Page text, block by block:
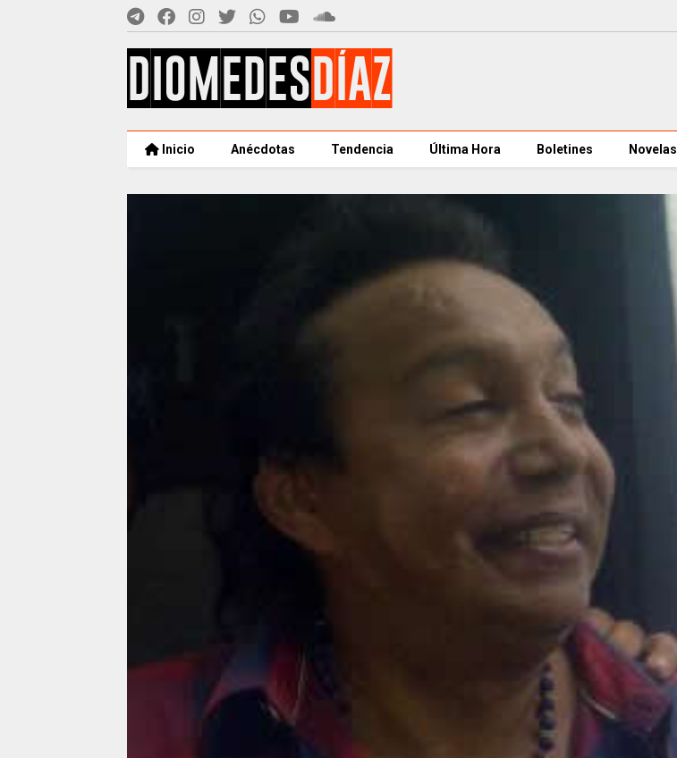
Inicio Anécdotas Tendencia Última Hora Boletines Novelas